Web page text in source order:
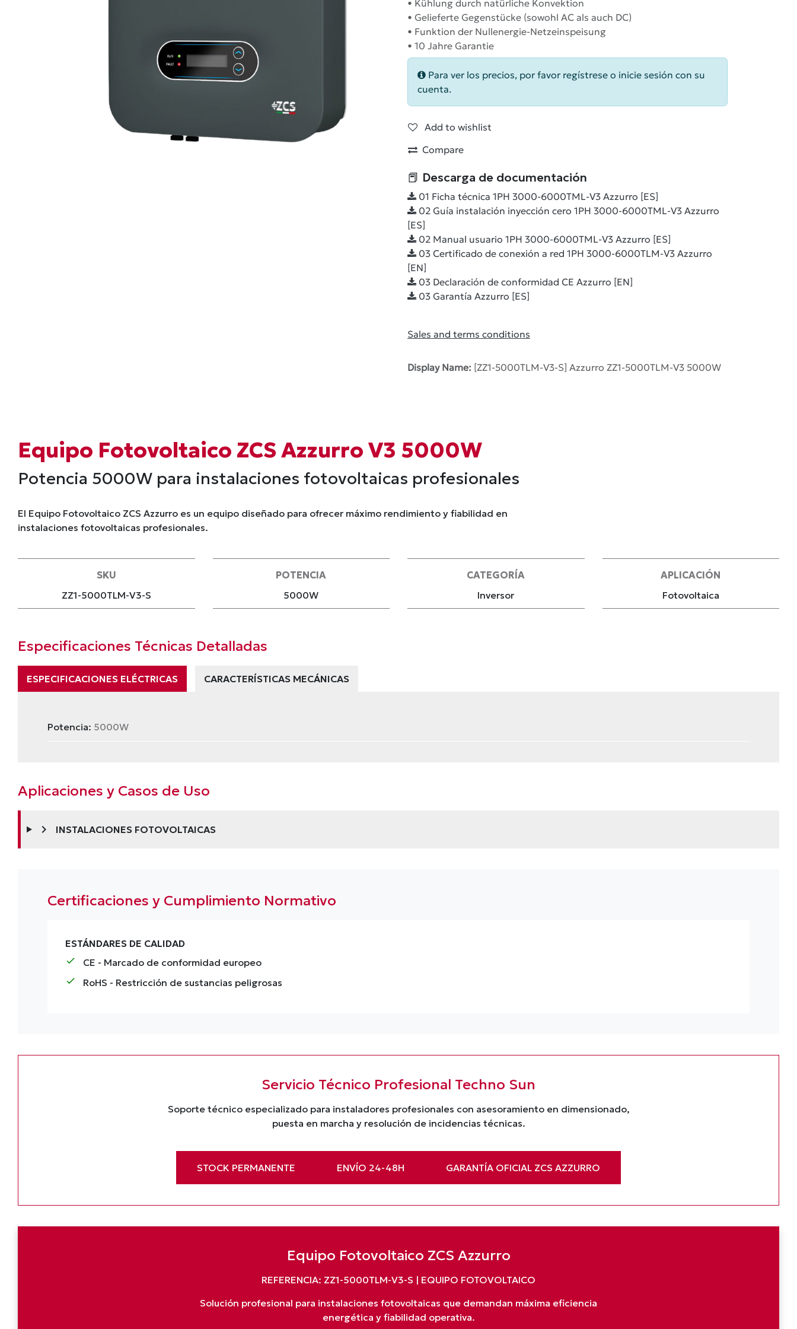
• Kühlung durch natürliche Konvektion
• Gelieferte Gegenstücke (sowohl AC als auch DC)
• Funktion der Nullenergie-Netzeinspeisung
• 10 Jahre Garantie
Para ver los precios, por favor regístrese o inicie sesión con su
cuenta.
Add to wishlist
Compare
📕 Descarga de documentación
01 Ficha técnica 1PH 3000-6000TML-V3 Azzurro [ES]
02 Guía instalación inyección cero 1PH 3000-6000TML-V3 Azzurro
[ES]
02 Manual usuario 1PH 3000-6000TML-V3 Azzurro [ES]
03 Certificado de conexión a red 1PH 3000-6000TLM-V3 Azzurro
[EN]
03 Declaración de conformidad CE Azzurro [EN]
03 Garantía Azzurro [ES]
Sales and terms conditions
Display Name: [ZZ1-5000TLM-V3-S] Azzurro ZZ1-5000TLM-V3 5000W
Equipo Fotovoltaico ZCS Azzurro V3 5000W
Potencia 5000W para instalaciones fotovoltaicas profesionales
El Equipo Fotovoltaico ZCS Azzurro es un equipo diseñado para ofrecer máximo rendimiento y fiabilidad en
instalaciones fotovoltaicas profesionales.
SKU
ZZ1-5000TLM-V3-S
POTENCIA
5000W
CATEGORÍA
Inversor
APLICACIÓN
Fotovoltaica
Especificaciones Técnicas Detalladas
ESPECIFICACIONES ELÉCTRICAS CARACTERÍSTICAS MECÁNICAS
Potencia: 5000W
Aplicaciones y Casos de Uso
chevron_right INSTALACIONES FOTOVOLTAICAS
Certificaciones y Cumplimiento Normativo
ESTÁNDARES DE CALIDAD
check CE - Marcado de conformidad europeo
check RoHS - Restricción de sustancias peligrosas
Servicio Técnico Profesional Techno Sun
Soporte técnico especializado para instaladores profesionales con asesoramiento en dimensionado,
puesta en marcha y resolución de incidencias técnicas.
STOCK PERMANENTE ENVÍO 24-48H GARANTÍA OFICIAL ZCS AZZURRO
Equipo Fotovoltaico ZCS Azzurro
REFERENCIA: ZZ1-5000TLM-V3-S | EQUIPO FOTOVOLTAICO
Solución profesional para instalaciones fotovoltaicas que demandan máxima eficiencia
energética y fiabilidad operativa.